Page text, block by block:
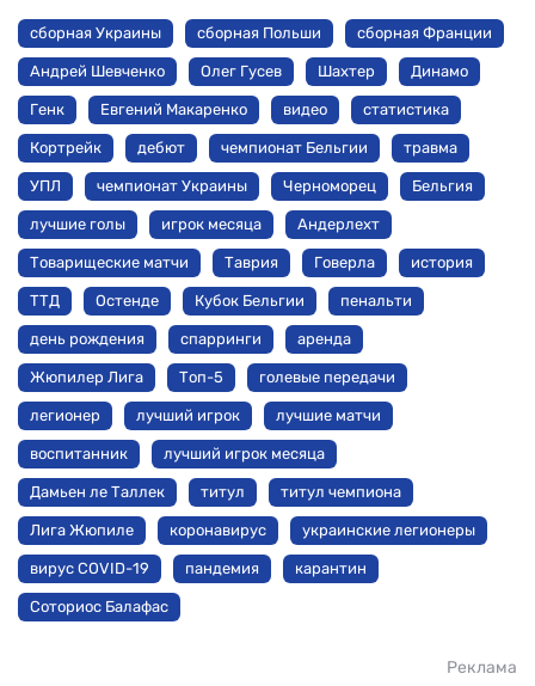
сборная Украины сборная Польши сборная Франции
Андрей Шевченко Олег Гусев Шахтер Динамо
Генк Евгений Макаренко видео статистика
Кортрейк дебют чемпионат Бельгии травма
УПЛ чемпионат Украины Черноморец Бельгия
лучшие голы игрок месяца Андерлехт
Товарищеские матчи Таврия Говерла история
ТТД Остенде Кубок Бельгии пенальти
день рождения спарринги аренда
Жюпилер Лига Топ-5 голевые передачи
легионер лучший игрок лучшие матчи
воспитанник лучший игрок месяца
Дамьен ле Таллек титул титул чемпиона
Лига Жюпиле коронавирус украинские легионеры
вирус COVID-19 пандемия карантин
Соториос Балафас
Реклама